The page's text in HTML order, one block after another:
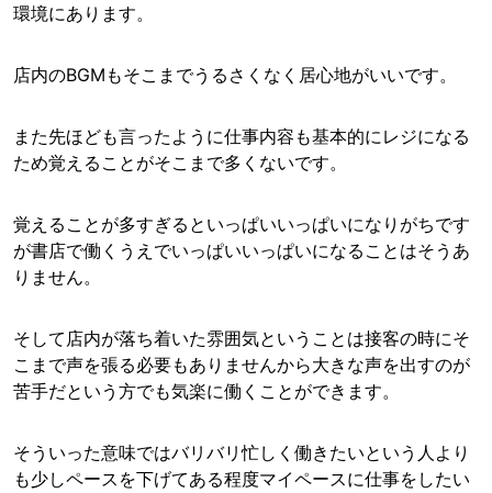
環境にあります。
店内のBGMもそこまでうるさくなく居心地がいいです。
また先ほども言ったように仕事内容も基本的にレジになる
ため覚えることがそこまで多くないです。
覚えることが多すぎるといっぱいいっぱいになりがちです
が書店で働くうえでいっぱいいっぱいになることはそうあ
りません。
そして店内が落ち着いた雰囲気ということは接客の時にそ
こまで声を張る必要もありませんから大きな声を出すのが
苦手だという方でも気楽に働くことができます。
そういった意味ではバリバリ忙しく働きたいという人より
も少しペースを下げてある程度マイペースに仕事をしたい